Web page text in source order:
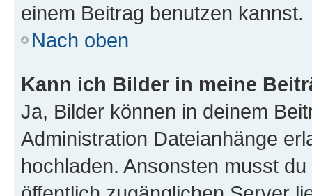
einem Beitrag benutzen kannst.
Nach oben
Kann ich Bilder in meine
Ja, Bilder können in deinem
Administration Dateianhänge
hochladen. Ansonsten musst